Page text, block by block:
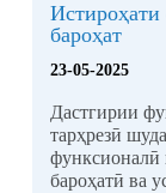
бароҳат
23-05-2025
Дастгирии
тарҳрезӣ
функсионалӣ
бароҳатӣ ва